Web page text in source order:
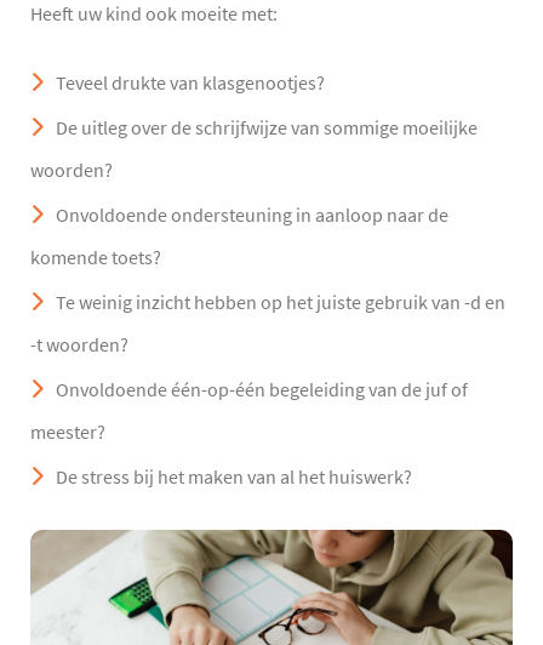
Heeft uw kind ook moeite met:
Teveel drukte van klasgenootjes?
De uitleg over de schrijfwijze van sommige moeilijke
woorden?
Onvoldoende ondersteuning in aanloop naar de
komende toets?
Te weinig inzicht hebben op het juiste gebruik van -d en
-t woorden?
Onvoldoende één-op-één begeleiding van de juf of
meester?
De stress bij het maken van al het huiswerk?